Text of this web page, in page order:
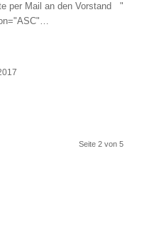
per Mail an den Vorstand "
Seite 2 von 5